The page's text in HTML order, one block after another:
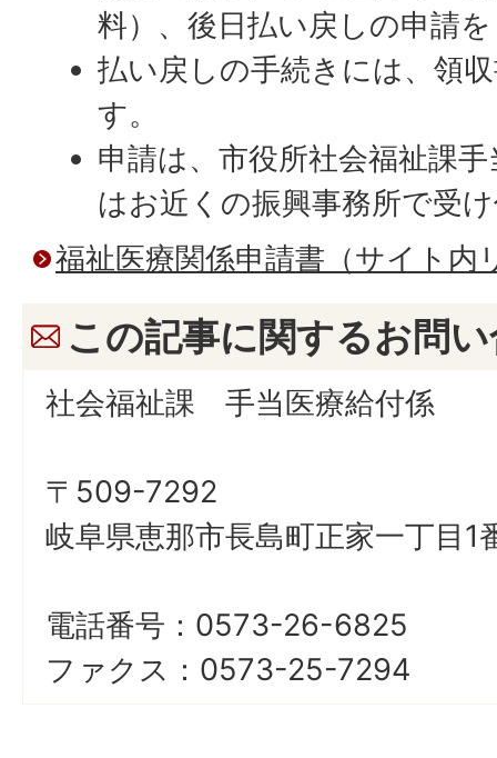
料）、後日払い戻しの申請
払い戻しの手続きには、領
す。
申請は、市役所社会福祉課
はお近くの振興事務所で受
福祉医療関係申請書（サイト内
この記事に関するお問
社会福祉課 手当医療給付係
〒509-7292
岐阜県恵那市長島町正家一丁目
電話番号：0573-26-6825
ファクス：0573-25-7294